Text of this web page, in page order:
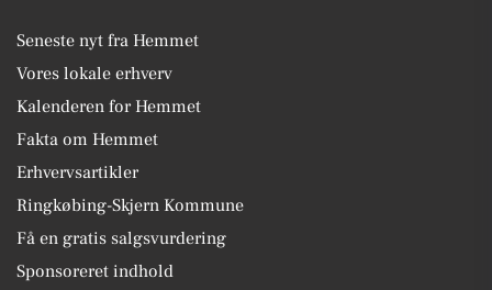
Seneste nyt fra Hemmet
Vores lokale erhverv
Kalenderen for Hemmet
Fakta om Hemmet
Erhvervsartikler
Ringkøbing-Skjern Kommune
Få en gratis salgsvurdering
Sponsoreret indhold